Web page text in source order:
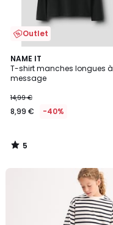
Outlet
NAME IT
T-shirt manches longues à
message
14,99 €
8,99 € -40%
5
/
5
5
/